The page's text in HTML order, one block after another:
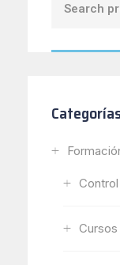
Cursos